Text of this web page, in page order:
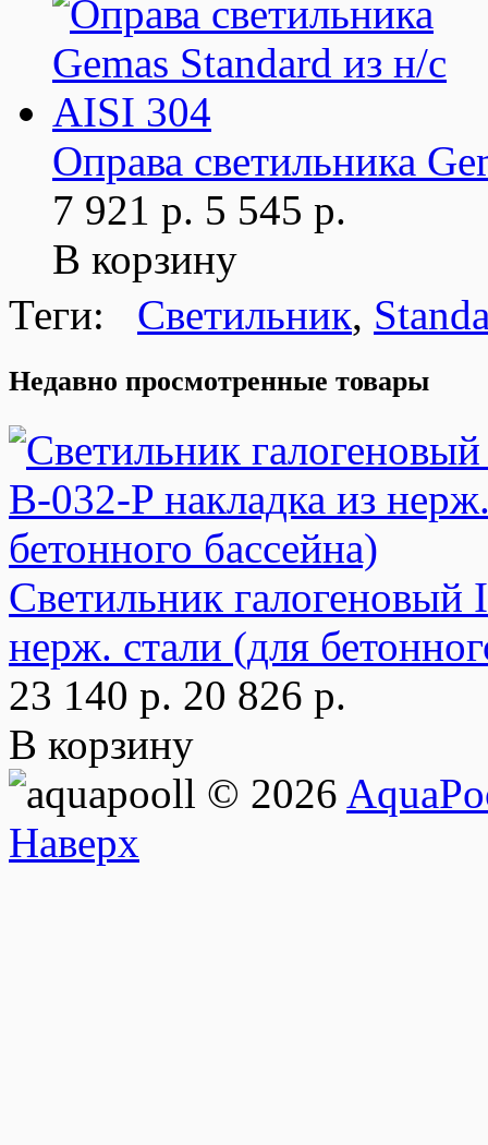
Оправа светильника
7 921 р. 5 545 р.
В корзину
Теги: Светильник,
Недавно просмотренные товары
Светильник галогеновый
нерж. стали (для
23 140 р. 20 826 р.
В корзину
© 2026
Наверх